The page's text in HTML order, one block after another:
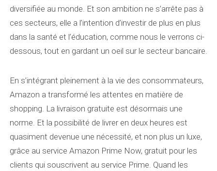
diversifiée au monde. Et son ambition ne s’arrête pas à
ces secteurs, elle a l’intention d’investir de plus en plus
dans la santé et l’éducation, comme nous le verrons ci-
dessous, tout en gardant un oeil sur le secteur bancaire.
En s’intégrant pleinement à la vie des consommateurs,
Amazon a transformé les attentes en matière de
shopping. La livraison gratuite est désormais une
norme. Et la possibilité de livrer en deux heures est
quasiment devenue une nécessité, et non plus un luxe,
grâce au service Amazon Prime Now, gratuit pour les
clients qui souscrivent au service Prime. Quand les